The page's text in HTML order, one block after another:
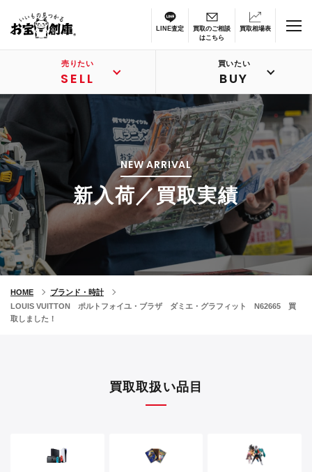
LINE査定
買取のご相談
はこちら
買取相場表
売りたい
SELL
買いたい
BUY
NEW ARRIVAL
新入荷／買取実績
HOME
ブランド・時計
LOUIS VUITTON ポルトフォイユ・ブラザ ダミエ・グラフィット N62665 買
取しました！
買取取扱い品目